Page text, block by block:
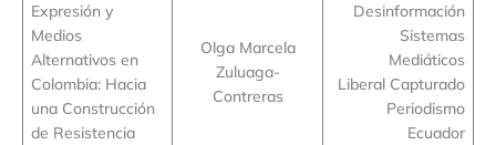
Expresión y
Medios
Alternativos en
Colombia: Hacia
una Construcción
de Resistencia
Olga Marcela
Zuluaga-
Contreras
Desinformación
Sistemas
Mediáticos
Liberal Capturado
Periodismo
Ecuador